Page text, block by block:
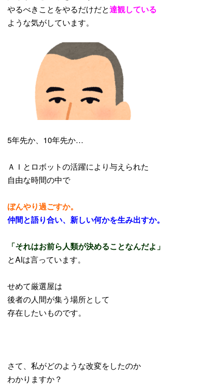
やるべきことをやるだけだと達観している
ような気がしています。
5年先か、10年先か…
ＡＩとロボットの活躍により与えられた
自由な時間の中で
ぼんやり過ごすか。
仲間と語り合い、新しい何かを生み出すか。
「それはお前ら人類が決めることなんだよ」
とAIは言っています。
せめて厳選屋は
後者の人間が集う場所として
存在したいものです。
さて、私がどのような改変をしたのか
わかりますか？